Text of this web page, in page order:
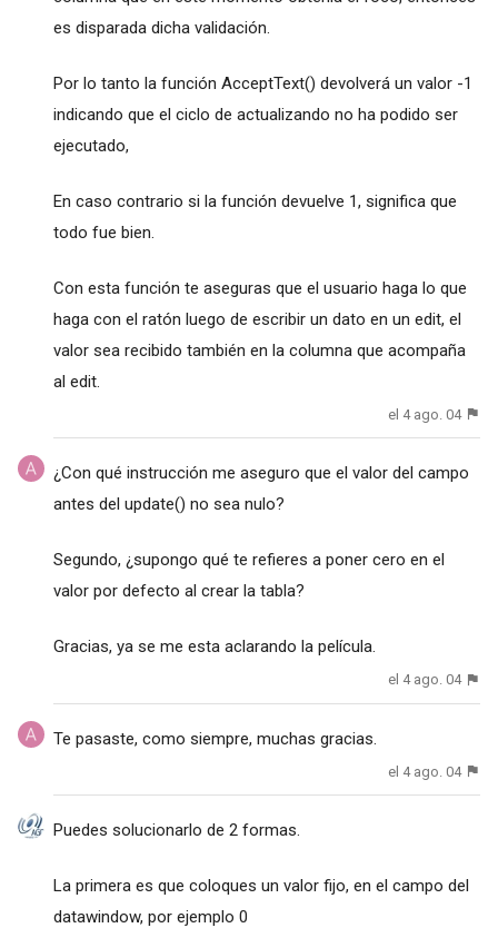
es disparada dicha validación.
Por lo tanto la función AcceptText() devolverá un valor -1
indicando que el ciclo de actualizando no ha podido ser
ejecutado,
En caso contrario si la función devuelve 1, significa que
todo fue bien.
Con esta función te aseguras que el usuario haga lo que
haga con el ratón luego de escribir un dato en un edit, el
valor sea recibido también en la columna que acompaña
al edit.
el 4 ago. 04
¿Con qué instrucción me aseguro que el valor del campo
antes del update() no sea nulo?
Segundo, ¿supongo qué te refieres a poner cero en el
valor por defecto al crear la tabla?
Gracias, ya se me esta aclarando la película.
el 4 ago. 04
Te pasaste, como siempre, muchas gracias.
el 4 ago. 04
Puedes solucionarlo de 2 formas.
La primera es que coloques un valor fijo, en el campo del
datawindow, por ejemplo 0